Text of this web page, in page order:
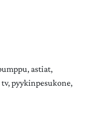
astiat,
pyykinpesukone,